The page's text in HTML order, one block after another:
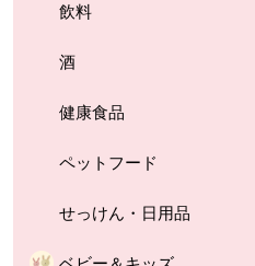
飲料
酒
健康食品
ペットフード
せっけん・日用品